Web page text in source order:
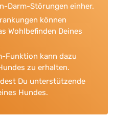
Darm-Störungen einher.
können
Wohlbefinden Deines
Funktion kann dazu
zu erhalten.
Du unterstützende
Hundes.